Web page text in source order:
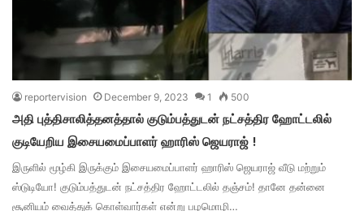
reportervision December 9, 2023 1 500
அதி புத்திசாலித்தனத்தால் குடும்பத்துடன் நட்சத்திர ஹோட்டலில்
குடியேறிய இசையமைப்பாளர் ஹாரிஸ் ஜெயராஜ் !
இருளில் மூழ்கி இருக்கும் இசையமைப்பாளர் ஹாரிஸ் ஜெயராஜ் வீடு மற்றும்
ஸ்டுடியோ! குடும்பத்துடன் நட்சத்திர ஹோட்டலில் தஞ்சம்! தானே தன்னை
சூனியம் வைத்துக் கொள்வார்கள் என்று பழமொழி…